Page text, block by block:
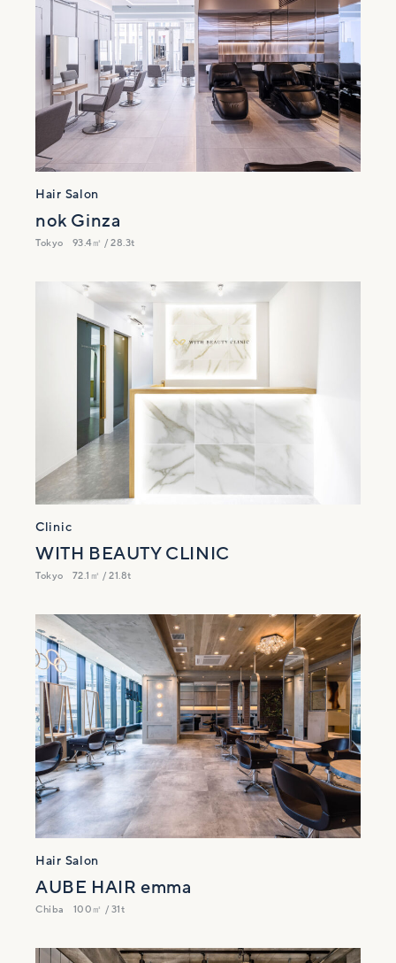
Hair Salon
nok Ginza
Tokyo 93.4㎡ / 28.3t
Clinic
WITH BEAUTY CLINIC
Tokyo 72.1㎡ / 21.8t
Hair Salon
AUBE HAIR emma
Chiba 100㎡ / 31t